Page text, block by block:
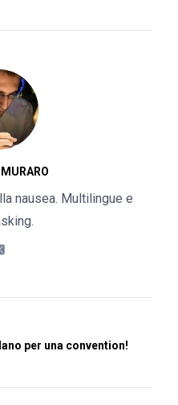
nausea. Multilingue e
per una convention!